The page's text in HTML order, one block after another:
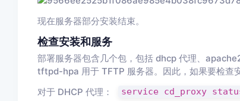
现在服务器部分安装结束。
检查安装和服务
部署服务器包含几个包，包括 dhcp 代理、
tftpd-hpa 用于 TFTP 服务器。因此，如果要检查
对于 DHCP 代理：
service cd_proxy